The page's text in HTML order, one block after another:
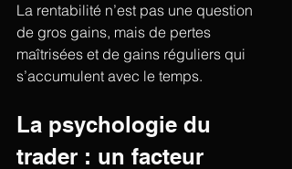
La rentabilité n’est pas une question
de gros gains, mais de pertes
maîtrisées et de gains réguliers qui
s’accumulent avec le temps.
La psychologie du
trader : un facteur